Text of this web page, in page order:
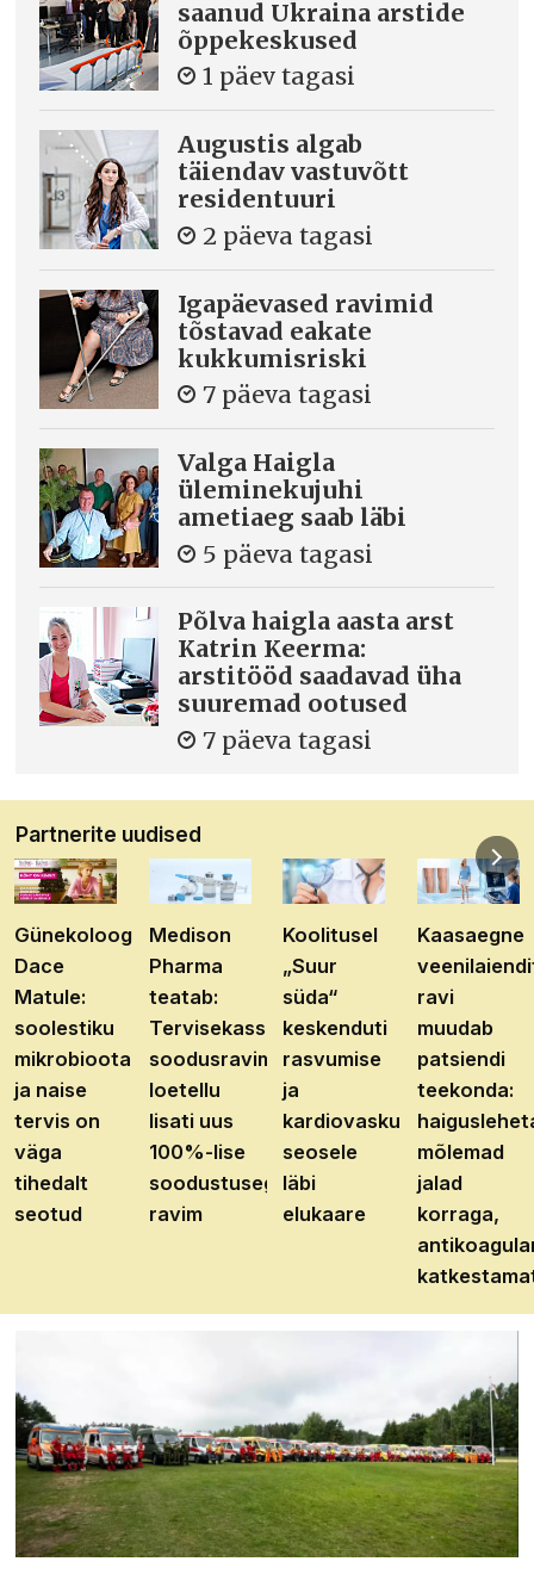
saanud Ukraina arstide
õppekeskused
1 päev tagasi
Augustis algab
täiendav vastuvõtt
residentuuri
2 päeva tagasi
Igapäevased ravimid
tõstavad eakate
kukkumisriski
7 päeva tagasi
Valga Haigla
üleminekujuhi
ametiaeg saab läbi
5 päeva tagasi
Põlva haigla aasta arst
Katrin Keerma:
arstitööd saadavad üha
suuremad ootused
7 päeva tagasi
Partnerite uudised
Günekoloog
Dace
Matule:
soolestiku
mikrobioota
ja naise
tervis on
väga
tihedalt
seotud
Medison
Pharma
teatab:
Tervisekassa
soodusravimite
loetellu
lisati uus
100%-lise
soodustusega
ravim
Koolitusel
„Suur
süda“
keskenduti
rasvumise
ja
kardiovaskulaarhaiguste
seosele
läbi
elukaare
Kaasaegne
ravi
muudab
patsiendi
teekonda:
mõlemad
jalad
korraga,